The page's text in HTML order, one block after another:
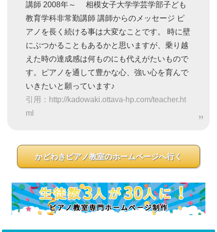
講師 2008年～ 相模女子大学学芸学部子ども
教育学科非常勤講師 講師からのメッセージ ピ
アノを長く続ける事は大変なことです。 時に壁
にぶつかることもあるかと思いますが、乗り越
えた時の達成感は何ものにも代えがたいもので
す。ピアノを通して豊かな心、強い心を育んで
いきたいと願っています♪
引用：http://kadowaki.ottava-hp.com/teacher.ht
ml
かどわきピアノ教室のホームページへ行く